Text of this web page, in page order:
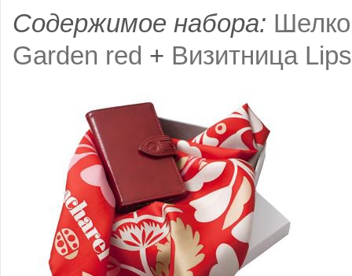
Содержимое набора:
Garden red + Визитница